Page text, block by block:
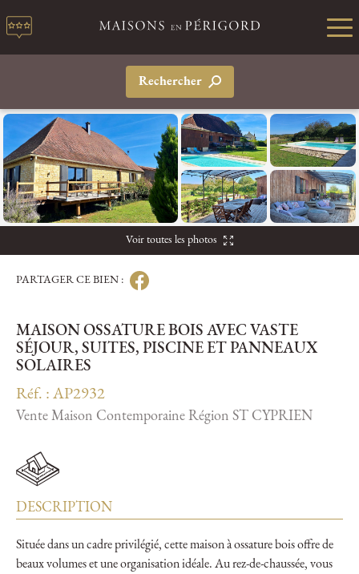
Rechercher
Voir toutes les photos
PARTAGER CE BIEN :
MAISON OSSATURE BOIS AVEC VASTE
SÉJOUR, SUITES, PISCINE ET PANNEAUX
SOLAIRES
Réf. : AP2932
Vente Maison Contemporaine Région ST CYPRIEN
DESCRIPTION
Située dans un cadre privilégié, cette maison à ossature bois offre de
beaux volumes et une organisation idéale. Au rez-de-chaussée, vous